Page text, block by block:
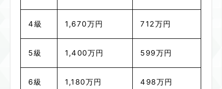
4級 1,670万円 712万円
5級 1,400万円 599万円
6級 1,180万円 498万円